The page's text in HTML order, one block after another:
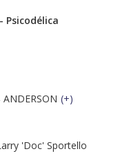
Psicodélica
(+)
'Doc' Sportello